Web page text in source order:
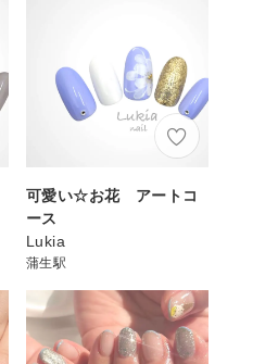
可愛い☆お花 アートコ
ース
Lukia
蒲生駅